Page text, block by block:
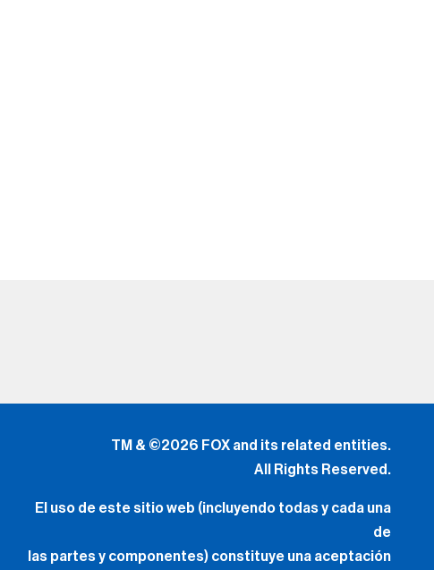
TM & ©2026 FOX and its related entities.
All Rights Reserved.
El uso de este sitio web (incluyendo todas y cada una
de
las partes y componentes) constituye una aceptación